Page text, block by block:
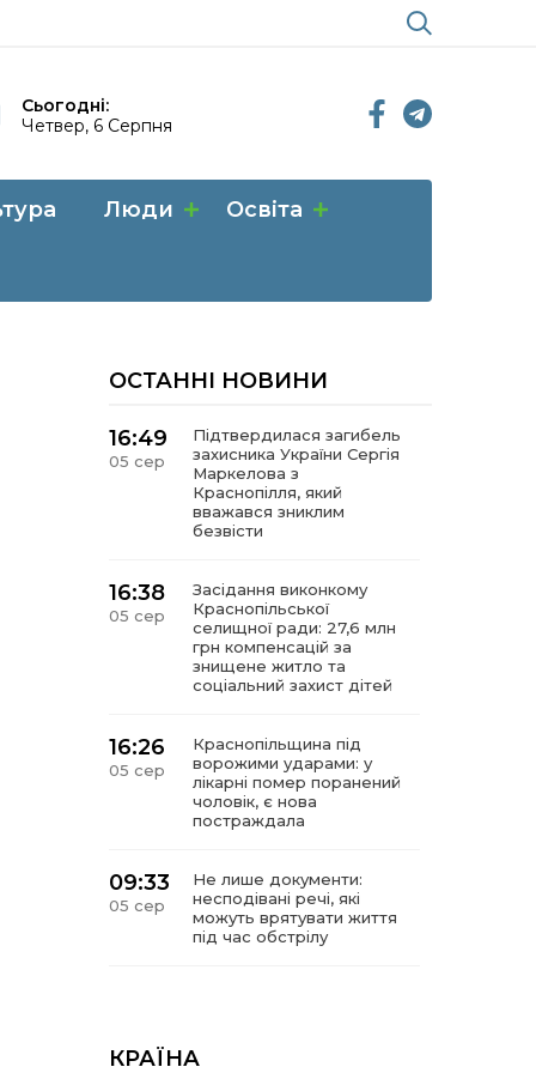
Сьогодні:
Четвер, 6 Серпня
Люди Освіта
ОСТАННІ НОВИНИ
16:49
05 сер
Підтвердилася загибель
захисника України Сергія
Маркелова з
Краснопілля, який
вважався зниклим
безвісти
16:38
05 сер
Засідання виконкому
Краснопільської
селищної ради: 27,6 млн
грн компенсацій за
знищене житло та
соціальний захист дітей
16:26
05 сер
Краснопільщина під
ворожими ударами: у
лікарні помер поранений
чоловік, є нова
постраждала
09:33
05 сер
Не лише документи:
несподівані речі, які
можуть врятувати життя
під час обстрілу
КРАЇНА